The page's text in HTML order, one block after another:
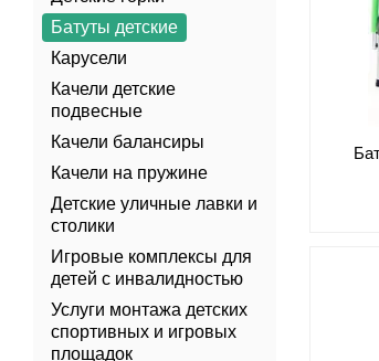
Батуты детские
Карусели
Качели детские
подвесные
Качели балансиры
Качели на пружине
Детские уличные лавки и
столики
Игровые комплексы для
детей с инвалидностью
Услуги монтажа детских
спортивных и игровых
площадок